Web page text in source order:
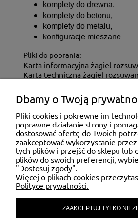
komplety do drewna,
komplety do betonu,
komplety do metalu,
konfiguracje mieszane
Pliki do pobrania:
Karta informacyjna żagiel
Karta techniczna żagiel
ZAKUPY
MOJE KONTO
POMOC
MATERIAŁY
Dbamy o Twoją
Pliki cookies i pokrewne im
poprawne działanie strony i
dostosować ofertę do Twoich
zaakceptować wykorzystanie
tych plików i przejść do sklepu lub
plików do swoich preferencji,
"Dostosuj zgody".
Więcej o plikach cookies
Polityce prywatności.
ZAAKCEPTUJ TYLKO